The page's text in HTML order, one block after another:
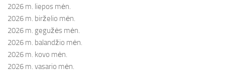
2026 m. liepos mėn.
2026 m. birželio mėn.
2026 m. gegužės mėn.
2026 m. balandžio mėn.
2026 m. kovo mėn.
2026 m. vasario mėn.